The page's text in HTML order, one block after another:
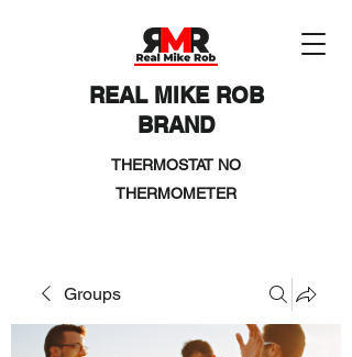
REAL MIKE ROB
BRAND
THERMOSTAT NO
THERMOMETER
Groups